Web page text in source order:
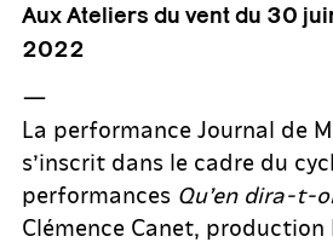
Aux Ateliers du vent du 30
2022
—
La performance Journal de
s’inscrit dans le cadre du
performances Qu’en dira-t-
Clémence Canet, production